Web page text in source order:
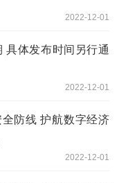
2022-12-01
具体发布时间另行通
2022-12-01
防线 护航数字经济
2022-12-01